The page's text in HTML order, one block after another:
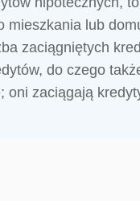
mieszkania lub
zaciągniętych
do czego
oni zaciągają